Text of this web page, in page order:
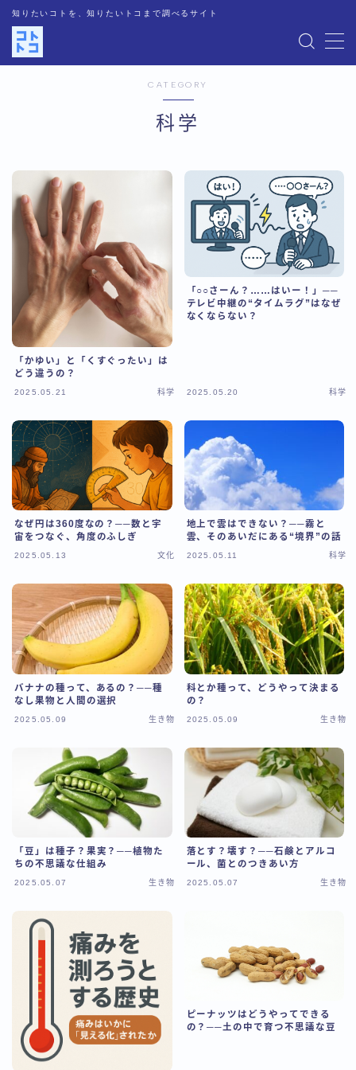
知りたいコトを、知りたいトコまで調べるサイト
MENU
お問い合わせ
プライバシーポリシー
人気記事
CATEGORY
科学
「かゆい」と「くすぐったい」は
どう違うの？
2025.05.21 科学
「○○さーん？……はいー！」──
テレビ中継の“タイムラグ”はなぜ
なくならない？
2025.05.20 科学
なぜ円は360度なの？──数と宇
宙をつなぐ、角度のふしぎ
2025.05.13 文化
地上で雲はできない？──霧と
雲、そのあいだにある“境界”の話
2025.05.11 科学
バナナの種って、あるの？──種
なし果物と人間の選択
2025.05.09 生き物
科とか種って、どうやって決まる
の？
2025.05.09 生き物
「豆」は種子？果実？──植物た
ちの不思議な仕組み
2025.05.07 生き物
落とす？壊す？──石鹸とアルコ
ール、菌とのつきあい方
2025.05.07 生き物
ピーナッツはどうやってできる
の？──土の中で育つ不思議な豆